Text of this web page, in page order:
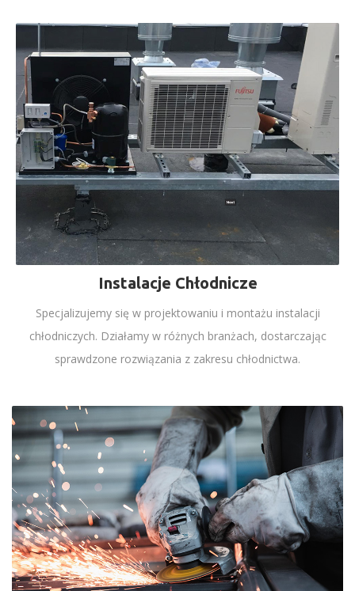
Instalacje Chłodnicze
Specjalizujemy się w projektowaniu i montażu instalacji
chłodniczych. Działamy w różnych branżach, dostarczając
sprawdzone rozwiązania z zakresu chłodnictwa.